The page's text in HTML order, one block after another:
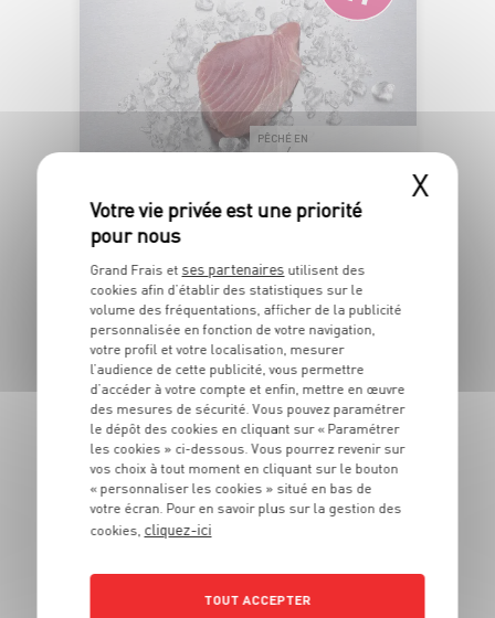
PÊCHÉ EN
PAVÉ DE THON ALBACORE SASHIMI
Barquette de poids variable
OFFRE APP
6€48
-22,2% 5€
Les 180g - Soit 27€99 le kg au lieu de 35€99 le kg
DU 27/07 AU 23/08
IGP VAR "MAS
ENSOLEILLÉ"
X
Grand Frais et ses partenaires utilisent des
cookies afin d’établir des statistiques sur le
volume des fréquentations, afficher de la publicité
personnalisée en fonction de votre navigation,
votre profil et votre localisation, mesurer
l’audience de cette publicité, vous permettre
d’accéder à votre compte et enfin, mettre en œuvre
des mesures de sécurité. Vous pouvez paramétrer
le dépôt des cookies en cliquant sur « Paramétrer
les cookies » ci-dessous. Vous pourrez revenir sur
vos choix à tout moment en cliquant sur le bouton
« personnaliser les cookies » situé en bas de
votre écran. Pour en savoir plus sur la gestion des
cookies, cliquez-ici
TOUT ACCEPTER